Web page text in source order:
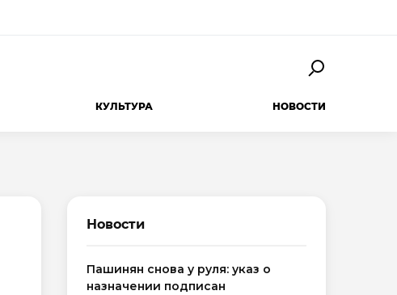
КУЛЬТУРА НОВОСТИ
Новости
Пашинян снова у руля: указ о
назначении подписан